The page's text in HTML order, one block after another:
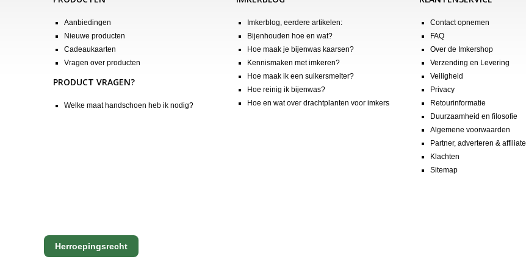
Aanbiedingen
Nieuwe producten
Cadeaukaarten
Vragen over producten
PRODUCT VRAGEN?
Welke maat handschoen heb ik nodig?
Imkerblog, eerdere artikelen:
Bijenhouden hoe en wat?
Hoe maak je bijenwas kaarsen?
Kennismaken met imkeren?
Hoe maak ik een suikersmelter?
Hoe reinig ik bijenwas?
Hoe en wat over drachtplanten voor imkers
Contact opnemen
FAQ
Over de Imkershop
Verzending en Levering
Veiligheid
Privacy
Retourinformatie
Duurzaamheid en filosofie
Algemene voorwaarden
Partner, adverteren & affiliate
Klachten
Sitemap
Herroepingsrecht